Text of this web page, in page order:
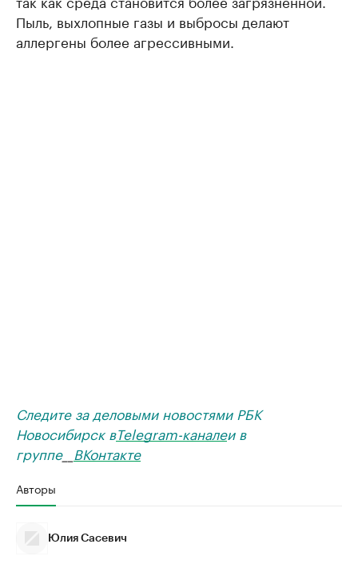
Пыль, выхлопные газы и выбросы делают
аллергены более агрессивными.
Следите за деловыми новостями РБК
Новосибирск вTelegram-каналеи в
группе__ ВКонтакте
Авторы
Юлия Сасевич